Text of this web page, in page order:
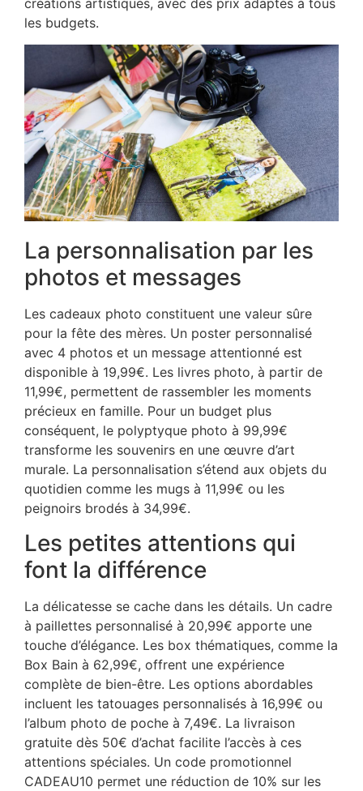
créations artistiques, avec des prix adaptés à tous
les budgets.
La personnalisation par les
photos et messages
Les cadeaux photo constituent une valeur sûre
pour la fête des mères. Un poster personnalisé
avec 4 photos et un message attentionné est
disponible à 19,99€. Les livres photo, à partir de
11,99€, permettent de rassembler les moments
précieux en famille. Pour un budget plus
conséquent, le polyptyque photo à 99,99€
transforme les souvenirs en une œuvre d’art
murale. La personnalisation s’étend aux objets du
quotidien comme les mugs à 11,99€ ou les
peignoirs brodés à 34,99€.
Les petites attentions qui
font la différence
La délicatesse se cache dans les détails. Un cadre
à paillettes personnalisé à 20,99€ apporte une
touche d’élégance. Les box thématiques, comme la
Box Bain à 62,99€, offrent une expérience
complète de bien-être. Les options abordables
incluent les tatouages personnalisés à 16,99€ ou
l’album photo de poche à 7,49€. La livraison
gratuite dès 50€ d’achat facilite l’accès à ces
attentions spéciales. Un code promotionnel
CADEAU10 permet une réduction de 10% sur les